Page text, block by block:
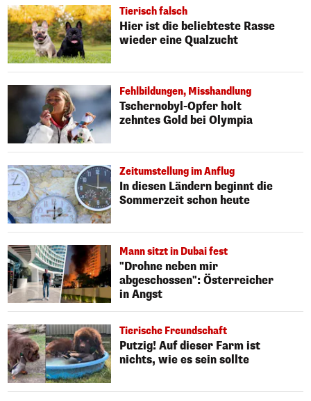
Tierisch falsch
Hier ist die beliebteste Rasse
wieder eine Qualzucht
Fehlbildungen, Misshandlung
Tschernobyl-Opfer holt
zehntes Gold bei Olympia
Zeitumstellung im Anflug
In diesen Ländern beginnt die
Sommerzeit schon heute
Mann sitzt in Dubai fest
"Drohne neben mir
abgeschossen": Österreicher
in Angst
Tierische Freundschaft
Putzig! Auf dieser Farm ist
nichts, wie es sein sollte